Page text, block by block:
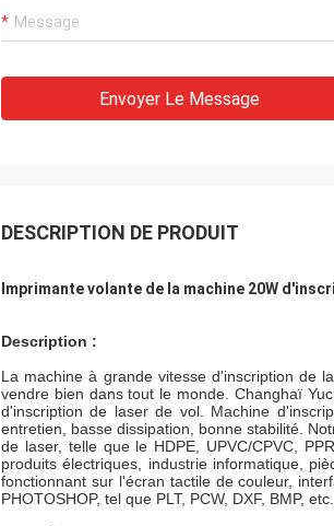
Envoyer Le Message
DESCRIPTION DE PRODUIT
Imprimante volante de la machine 20W
Description :
La machine à grande vitesse d'inscription de
vendre bien dans tout le monde. Changhaï
d'inscription de laser de vol. Machine
entretien, basse dissipation, bonne stabilité.
de laser, telle que le HDPE, UPVC/CPVC,
produits électriques, industrie informatique,
fonctionnant sur l'écran tactile de couleur,
PHOTOSHOP, tel que PLT, PCW, DXF, BMP,